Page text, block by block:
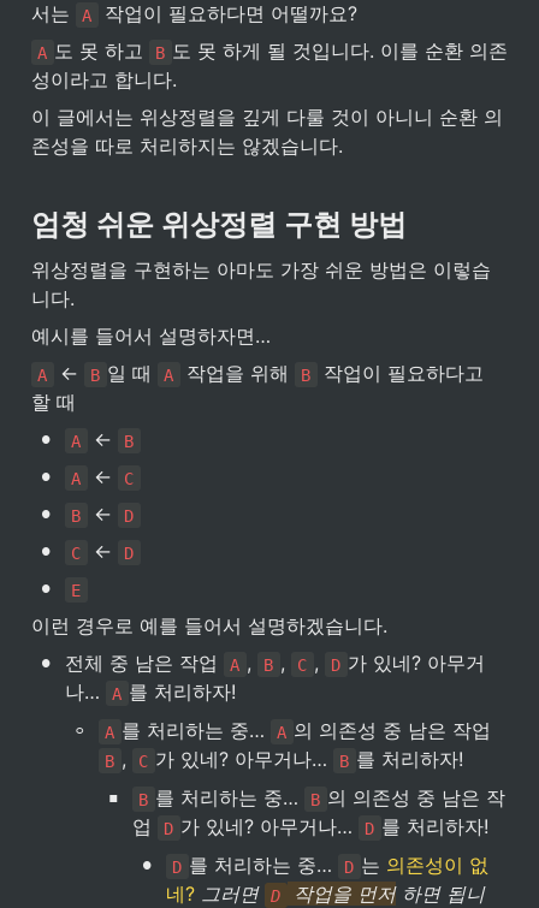
서는
A 작업이 필요하다면 어떨까요?
A 도 못 하고 B 도 못 하게 될 것입니다. 이를 순환 의존
성이라고 합니다.
이 글에서는 위상정렬을 깊게 다룰 것이 아니니 순환 의
존성을 따로 처리하지는 않겠습니다.
엄청 쉬운 위상정렬 구현 방법
위상정렬을 구현하는 아마도 가장 쉬운 방법은 이렇습
니다.
예시를 들어서 설명하자면…
A ← B 일 때 A 작업을 위해 B
작업이 필요하다고
할 때
• A ← B
• A ← C
• B ← D
• C ← D
• E
이런 경우로 예를 들어서 설명하겠습니다.
• 전체 중 남은 작업 A , B , C , D 가 있네? 아무거
나…
A 를 처리하자!
◦ A 를 처리하는 중… A
B , C 가 있네? 아무거나… B 를 처리하자!
▪ B 를 처리하는 중… B 의 의존성 중 남은 작
업
D 가 있네? 아무거나… D 를 처리하자!
• D 를 처리하는 중… D 는 의존성이 없
네? 그러면 D 작업을 먼저 하면 됩니